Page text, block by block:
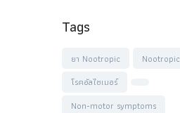
Tags
ยา Nootropic
Nootropic
โรคอัลไซเมอร์
Non-motor symptoms